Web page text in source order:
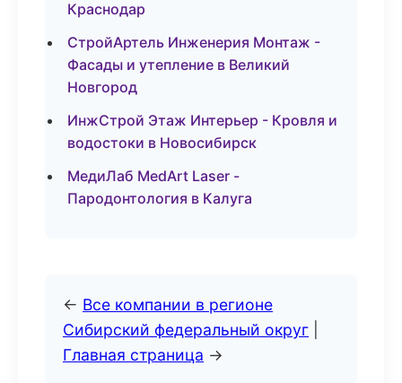
Краснодар
СтройАртель Инженерия Монтаж -
Фасады и утепление в Великий
Новгород
ИнжСтрой Этаж Интерьер - Кровля и
водостоки в Новосибирск
МедиЛаб MedArt Laser -
Пародонтология в Калуга
← Все компании в регионе
Сибирский федеральный округ
Главная страница →